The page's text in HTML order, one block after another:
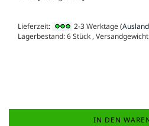
Lieferzeit: 2-3 Werktage
Lagerbestand: 6 Stück ,
IN DEN